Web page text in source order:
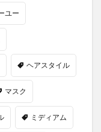
ユー
ヘアスタイル
マスク
ミディアム